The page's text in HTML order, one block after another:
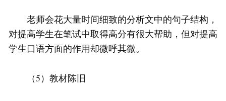
老师会花大量时间细致的分析文中的句子结构，
对提高学生在笔试中取得高分有很大帮助，但对提高
学生口语方面的作用却微呼其微。
（5）教材陈旧